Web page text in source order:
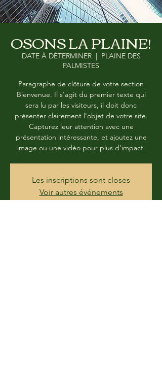
OSONS LA PLAINE!
DATE À DÉTERMINER
  |
PLAINE DES
PALMISTES
Paragraphe de clôture de votre section
Bienvenue. Il s'agit du premier texte qui
sera lu par les visiteurs, il doit donc
présenter clairement l'objet de votre site.
Capturez leur attention avec une
présentation intéressante, et ajoutez une
image ou une vidéo pour plus d'impact.
Les inscriptions sont closes
Voir autres événements